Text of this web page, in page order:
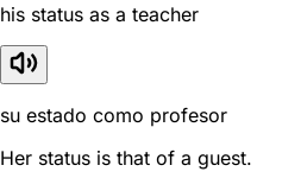
his status as a teacher
su estado como profesor
Her status is that of a guest.